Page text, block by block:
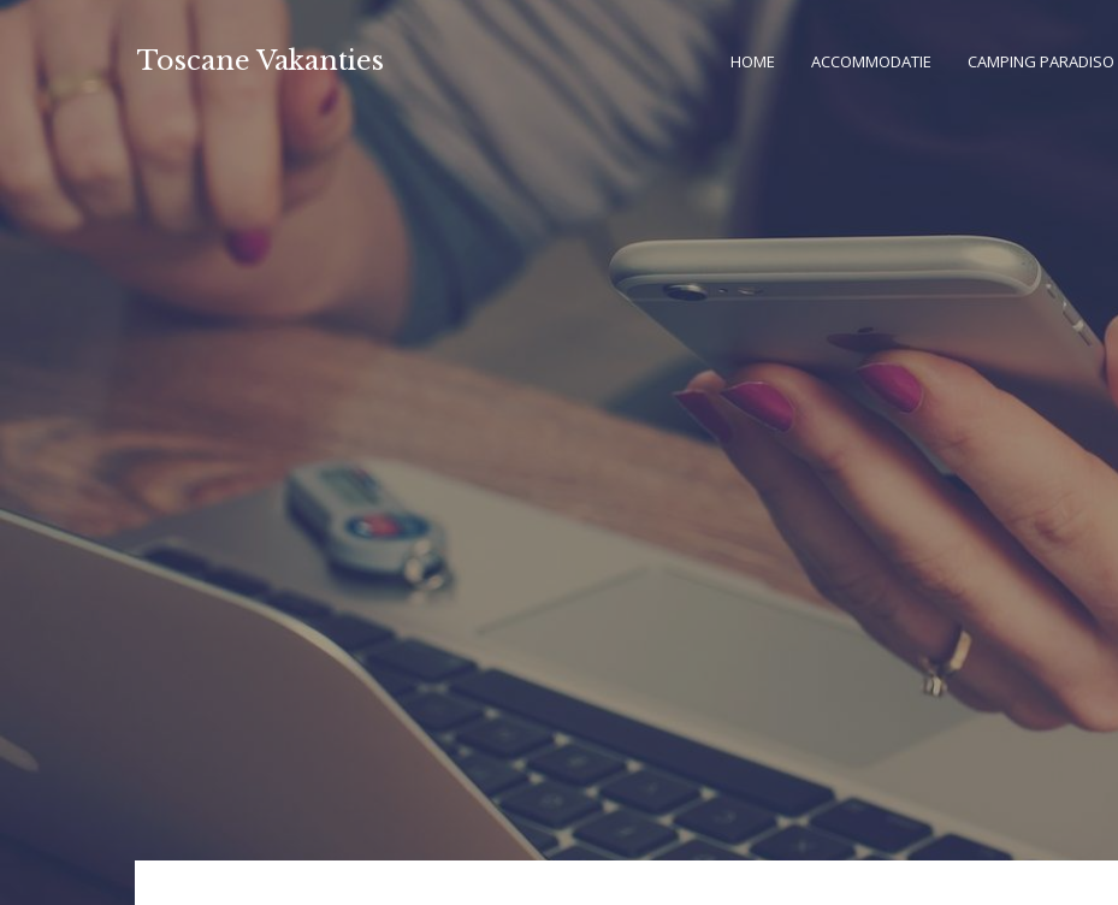
Ga
inhoud
Toscane Vakanties HOME ACCOMMODATIE CAMPING PARADISO